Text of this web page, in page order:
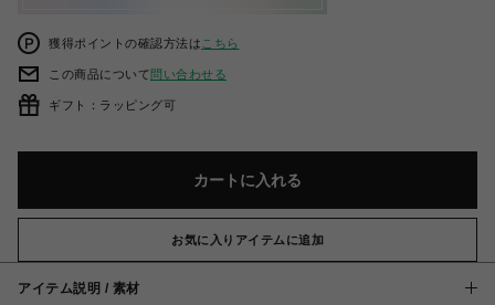
獲得ポイントの確認方法は こちら
この商品について問い合わせる
ギフト：ラッピング可
カートに入れる
お気に入りアイテムに追加
アイテム説明 / 素材